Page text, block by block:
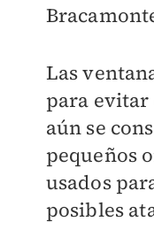
Las
para evitar
aún se
pequeños
usados
posibles